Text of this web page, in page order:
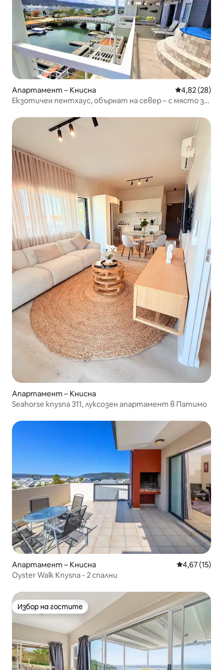
Апартамент – Книсна Средна
4,82 (28)
Екзотичен пентхаус, обърнат на север – с място за
Апартамент – Книсна
Seahorse knysna 311, луксозен апартамент в Патимо
Апартамент – Книсна Средна
4,67 (15)
Oyster Walk Knysna - 2 спални
Избор на гостите
Избор на гостите